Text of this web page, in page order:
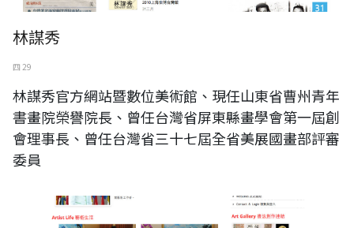
林謀秀
四 29
林謀秀官方網站暨數位美術館、現任山東省曹州青年
書畫院榮譽院長、曾任台灣省屏東縣畫學會第一屆創
會理事長、曾任台灣省三十七屆全省美展國畫部評審
委員